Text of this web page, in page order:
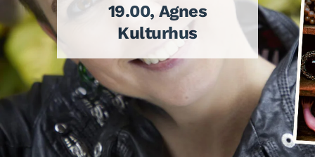
19.00, Agnes
Kulturhus